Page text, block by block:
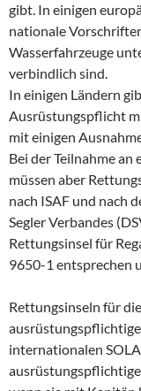
gibt. In einigen
nationale
Wasserfahrzeuge
verbindlich sind.
In einigen Ländern
Ausrüstungspflicht
mit einigen
Bei der Teilnahme an
müssen aber
nach ISAF und nach
Segler Verbandes
Rettungsinsel für
9650-1 entsprechen
Rettungsinseln für
internationalen